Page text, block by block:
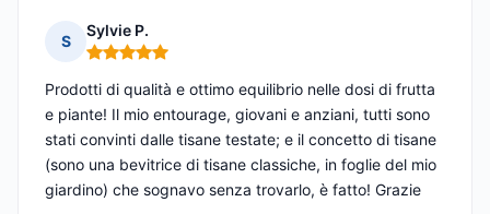
S
Sylvie P.
Nota: 5 su 5
Prodotti di qualità e ottimo equilibrio nelle dosi di frutta
e piante! Il mio entourage, giovani e anziani, tutti sono
stati convinti dalle tisane testate; e il concetto di tisane
(sono una bevitrice di tisane classiche, in foglie del mio
giardino) che sognavo senza trovarlo, è fatto! Grazie